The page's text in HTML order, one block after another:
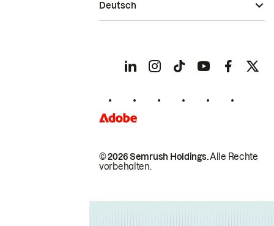
© 2026 Semrush Holdings.Alle Rechte
vorbehalten.
Deutsch